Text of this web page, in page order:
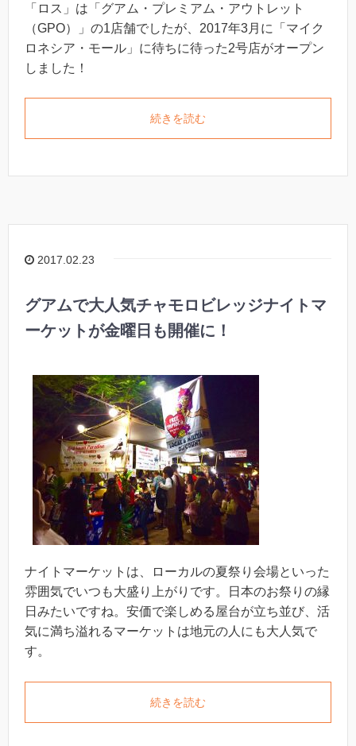
「ロス」は「グアム・プレミアム・アウトレット
（GPO）」の1店舗でしたが、2017年3月に「マイク
ロネシア・モール」に待ちに待った2号店がオープン
しました！
続きを読む
2017.02.23
グアムで大人気チャモロビレッジナイトマ
ーケットが金曜日も開催に！
ナイトマーケットは、ローカルの夏祭り会場といった
雰囲気でいつも大盛り上がりです。日本のお祭りの縁
日みたいですね。安価で楽しめる屋台が立ち並び、活
気に満ち溢れるマーケットは地元の人にも大人気で
す。
続きを読む